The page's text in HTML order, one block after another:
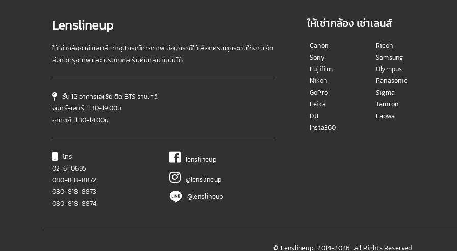
Lenslineup
ให้เช่ากล้อง เช่าเลนส์ เช่าอุปกรณ์ถ่ายภาพ มีอุปกรณ์ให้เลือกครบทุกระดับใช้งาน จัด
ส่งทั่วกรุงเทพ และ ปริมณฑล รับคืนที่สนามบินได้
ชั้น 12 อาคารเอเชีย ติด BTS ราชเทวี
จันทร์-เสาร์ 11.30-19.00น.
อาทิตย์ 11:30-14:00น.
โทร
02-6110695
080-818-8872
080-818-8873
080-818-8874
lenslineup
@lenslineup
@lenslineup
ให้เช่ากล้อง เช่าเลนส์
Canon
Sony
Fujifilm
Nikon
GoPro
Leica
DJI
Insta360
Ricoh
Samsung
Olympus
Panasonic
Sigma
Tamron
Laowa
© Lenslineup . 2014-2026 . All Rights Reserved